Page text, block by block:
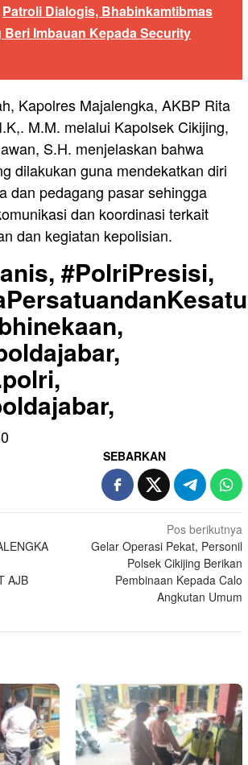
Patroli Dialogis, Bhabinkamtibmas
Imbauan Kepada Security
Kapolres Majalengka, AKBP Rita
M.M. melalui Kapolsek Cikijing,
S.H. menjelaskan bahwa
dilakukan guna mendekatkan diri
dan pedagang pasar sehingga
dan koordinasi terkait
dan kegiatan kepolisian.
#PolriPresisi,
SEBARKAN
AJB
Pos berikutnya
Gelar Operasi Pekat, Personil
Polsek Cikijing Berikan
Pembinaan Kepada Calo
Angkutan Umum